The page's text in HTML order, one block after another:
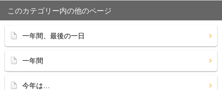
このカテゴリー内の他のページ
一年間、最後の一日
一年間
今年は…